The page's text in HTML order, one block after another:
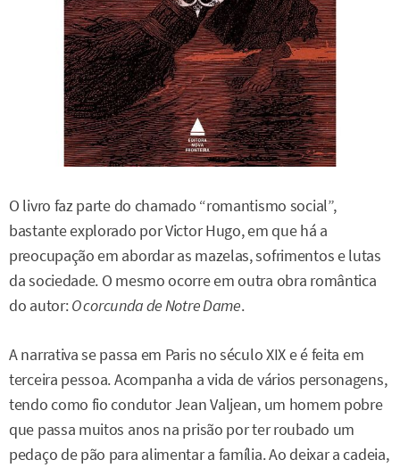
O livro faz parte do chamado “romantismo social”,
bastante explorado por Victor Hugo, em que há a
preocupação em abordar as mazelas, sofrimentos e lutas
da sociedade. O mesmo ocorre em outra obra romântica
do autor:O corcunda de Notre Dame.
A narrativa se passa em Paris no século XIX e é feita em
terceira pessoa. Acompanha a vida de vários personagens,
tendo como fio condutor Jean Valjean, um homem pobre
que passa muitos anos na prisão por ter roubado um
pedaço de pão para alimentar a família. Ao deixar a cadeia,